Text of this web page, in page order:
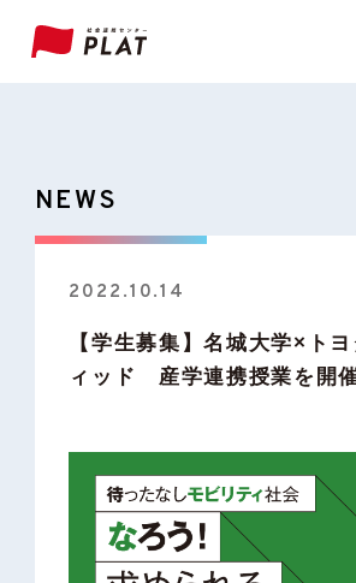
NEWS
2022.10.14
【学生募集】名城大学×ト
ィッド 産学連携授業を開催